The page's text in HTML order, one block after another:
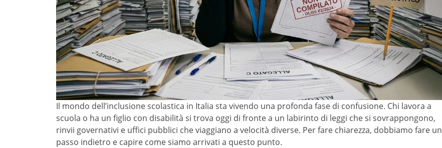
Il mondo dell’inclusione scolastica in Italia sta vivendo una profonda fase di confusione. Chi lavora a
scuola o ha un figlio con disabilità si trova oggi di fronte a un labirinto di leggi che si sovrappongono,
rinvii governativi e uffici pubblici che viaggiano a velocità diverse. Per fare chiarezza, dobbiamo fare un
passo indietro e capire come siamo arrivati a questo punto.